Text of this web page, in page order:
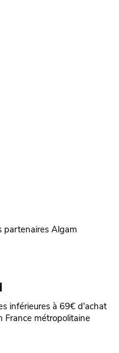
partenaires Algam
inférieures à 69€ d'achat
France métropolitaine